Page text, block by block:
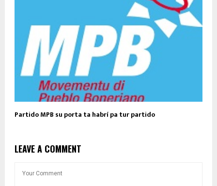
Partido MPB su porta ta habrí pa tur partido
LEAVE A COMMENT